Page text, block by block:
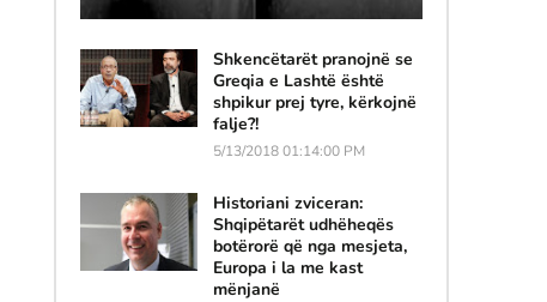
Shkencëtarët pranojnë se
Greqia e Lashtë është
shpikur prej tyre, kërkojnë
falje?!
5/13/2018 01:14:00 PM
Historiani zviceran:
Shqipëtarët udhëheqës
botërorë që nga mesjeta,
Europa i la me kast
mënjanë